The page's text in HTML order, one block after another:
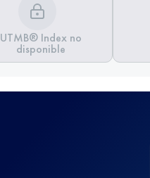
UTMB® Index no
disponible